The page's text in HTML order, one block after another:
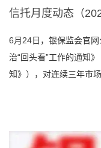
信托月度动态（
6月24日，银保监会官
治“回头看”工作的通知
知》），对连续三年市